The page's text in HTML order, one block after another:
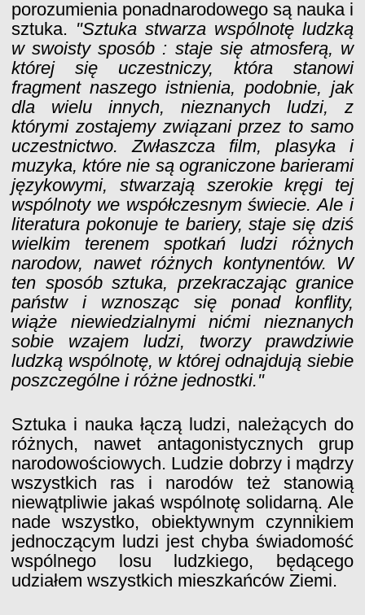
porozumienia ponadnarodowego są nauka i
sztuka. "Sztuka stwarza wspólnotę ludzką
w swoisty sposób : staje się atmosferą, w
której się uczestniczy, która stanowi
fragment naszego istnienia, podobnie, jak
dla wielu innych, nieznanych ludzi, z
którymi zostajemy związani przez to samo
uczestnictwo. Zwłaszcza film, plasyka i
muzyka, które nie są ograniczone barierami
językowymi, stwarzają szerokie kręgi tej
wspólnoty we współczesnym świecie. Ale i
literatura pokonuje te bariery, staje się dziś
wielkim terenem spotkań ludzi różnych
narodow, nawet różnych kontynentów. W
ten sposób sztuka, przekraczając granice
państw i wznosząc się ponad konflity,
wiąże niewiedzialnymi nićmi nieznanych
sobie wzajem ludzi, tworzy prawdziwie
ludzką wspólnotę, w której odnajdują siebie
poszczególne i różne jednostki."
Sztuka i nauka łączą ludzi, należących do
różnych, nawet antagonistycznych grup
narodowościowych. Ludzie dobrzy i mądrzy
wszystkich ras i narodów też stanowią
niewątpliwie jakaś wspólnotę solidarną. Ale
nade wszystko, obiektywnym czynnikiem
jednoczącym ludzi jest chyba świadomość
wspólnego losu ludzkiego, będącego
udziałem wszystkich mieszkańców Ziemi.